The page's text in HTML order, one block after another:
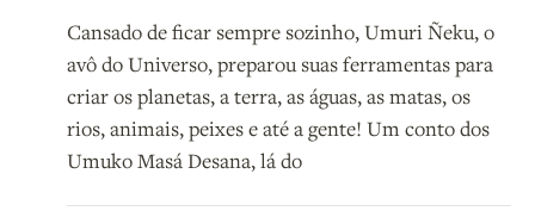
Cansado de ficar sempre sozinho, Umuri Ñeku, o
avô do Universo, preparou suas ferramentas para
criar os planetas, a terra, as águas, as matas, os
rios, animais, peixes e até a gente! Um conto dos
Umuko Masá Desana, lá do